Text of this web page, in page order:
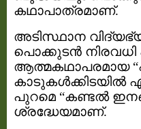
കഥാപാത്രമാണ്.
അടിസ്ഥാന
പൊക്കുടൻ
ആത്മകഥാപരമായ
കാടുകൾക്കിടയിൽ
പുറമെ “കണ്ടൽ
ശ്രദ്ധേയമാണ്.